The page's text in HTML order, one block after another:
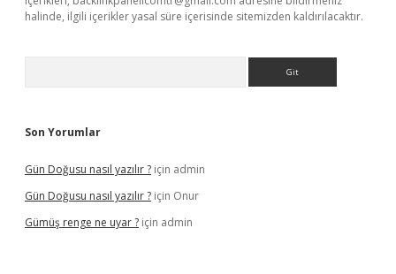
halinde, ilgili içerikler yasal süre içerisinde sitemizden kaldırılacaktır.
Son Yorumlar
Gün Doğusu nasıl yazılır ? için admin
Gün Doğusu nasıl yazılır ? için Onur
Gümüş renge ne uyar ? için admin